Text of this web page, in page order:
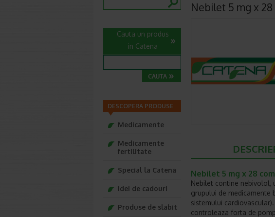
Nebilet 5 mg x 28
Nebilet 5 mg x 28
Nebilet contine nebivolol,
grupului de medicamente
sistemului
controleaza forta de
Cauta un produs
in Catena
DESCOPERA PRODUSE
Medicamente
Medicamente
fertilitate
Special la Catena
Idei de cadouri
Produse de slabit